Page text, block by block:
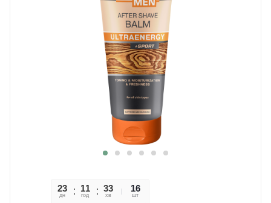
23
дн
11
год
33
хв
21
сек
16
шт